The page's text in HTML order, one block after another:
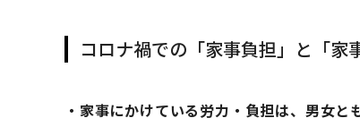
コロナ禍での「家事負担」と「
・家事にかけている労力・負担は、男女と